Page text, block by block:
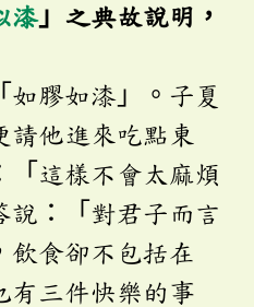
漆」之典故說明，
如膠如漆」。子夏
請他進來吃點東
「這樣不會太麻煩
說：「對君子而言
飲食卻不包括在
有三件快樂的事